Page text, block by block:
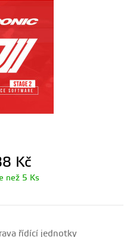
Kč
než 5 Ks
řídící jednotky